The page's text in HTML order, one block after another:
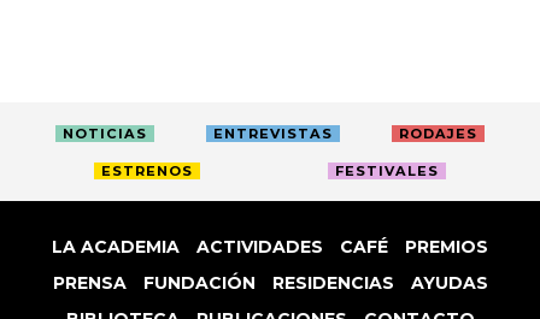
NOTICIAS ENTREVISTAS RODAJES
ESTRENOS FESTIVALES
LA ACADEMIA ACTIVIDADES CAFÉ
PREMIOS
PRENSA
FUNDACIÓN RESIDENCIAS
AYUDAS